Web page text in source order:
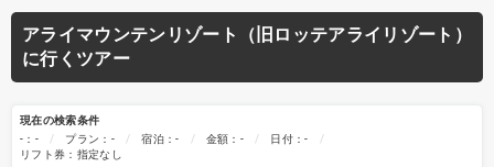
アライマウンテンリゾート（旧ロッテアライリゾート）
に行くツアー
現在の検索条件
-：-
プラン：- 宿泊：- 金額：-
日付：-
リフト券：指定なし